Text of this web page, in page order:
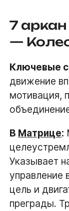
7
—
Ключевые
движение
мотивация,
В Матрице:
Указывает
управление
цель и
преграды.